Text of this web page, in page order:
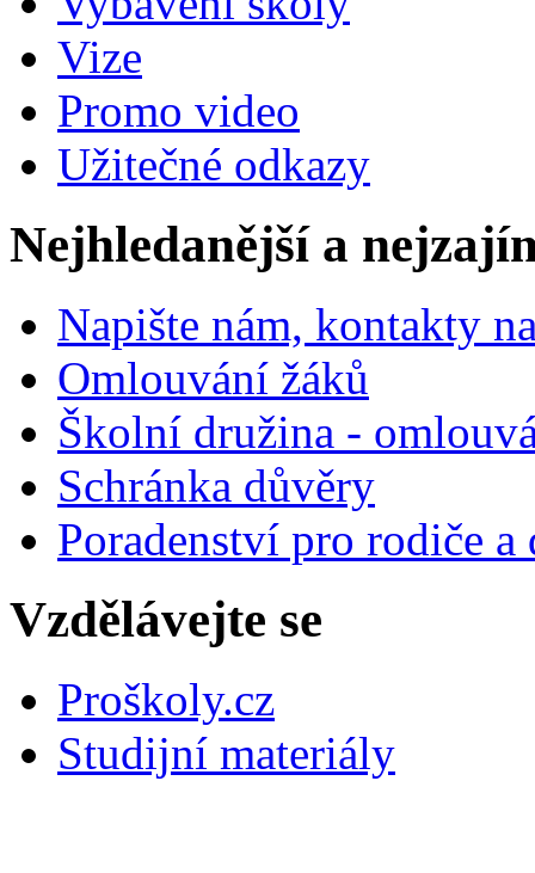
Vize
Promo video
Užitečné odkazy
Nejhledanější a
Napište nám, kontakty
Omlouvání žáků
Školní družina -
Schránka důvěry
Poradenství pro rodiče
Vzdělávejte se
Proškoly.cz
Studijní materiály